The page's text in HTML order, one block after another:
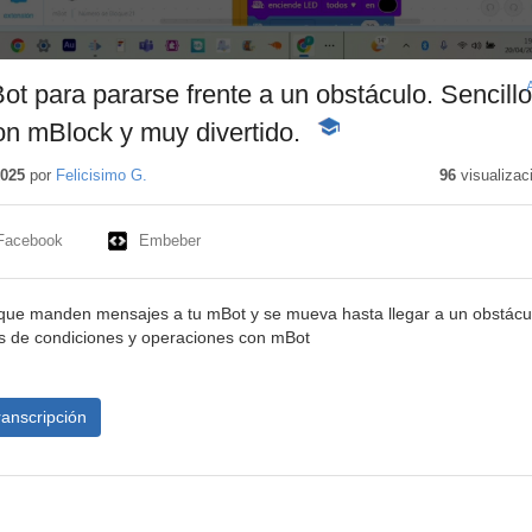
para pararse frente a un obstáculo. Sencillo
mBlock y muy divertido.
-
por Felicisimo G. 96
Embeber
manden mensajes a tu mBot y se mueva hasta llegar a un
de condiciones y operaciones con mBot